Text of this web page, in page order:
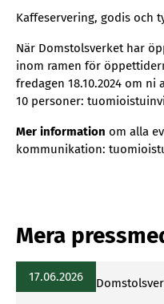
Kaffeservering, godis och
När Domstolsverket har
inom ramen för
fredagen 18.10.2024 om
10 personer:
Mer information om alla
kommunikation:
Mera
17.06.2026